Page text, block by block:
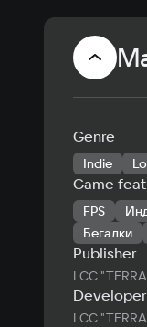
Genre
Indie
Game
FPS
Бегалки
Publisher
LCC
Developer
LCC